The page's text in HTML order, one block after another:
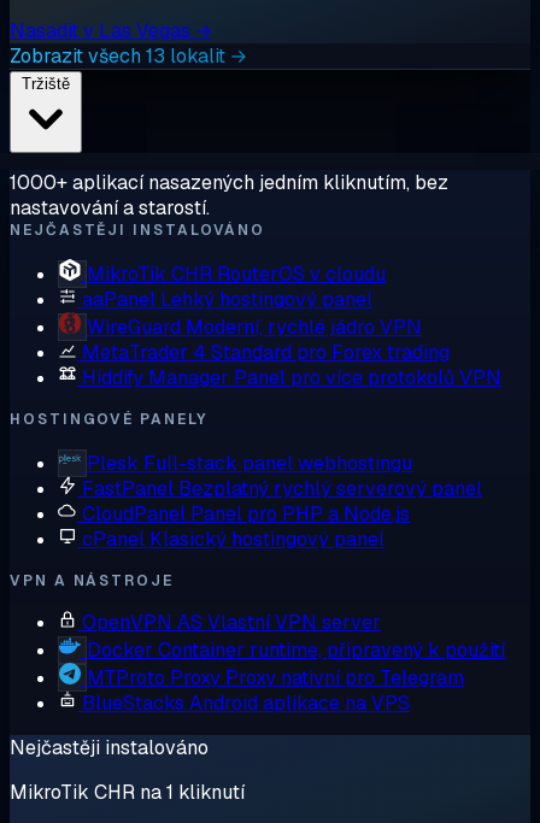
Nasadit v Las Vegas →
Zobrazit všech 13 lokalit →
1000+ aplikací nasazených jedním kliknutím, bez
nastavování a starostí.
NEJČASTĚJI INSTALOVÁNO
MikroTik CHR RouterOS v cloudu
aaPanel Lehký hostingový panel
WireGuard Moderní, rychlé jádro VPN
MetaTrader 4 Standard pro Forex trading
Hiddify Manager Panel pro více protokolů VPN
HOSTINGOVÉ PANELY
Plesk Full-stack panel webhostingu
FastPanel Bezplatný rychlý serverový panel
CloudPanel Panel pro PHP a Node.js
cPanel Klasický hostingový panel
VPN A NÁSTROJE
OpenVPN AS Vlastní VPN server
Docker Container runtime, připravený k použití
MTProto Proxy Proxy nativní pro Telegram
BlueStacks Android aplikace na VPS
Nejčastěji instalováno
MikroTik CHR na 1 kliknutí